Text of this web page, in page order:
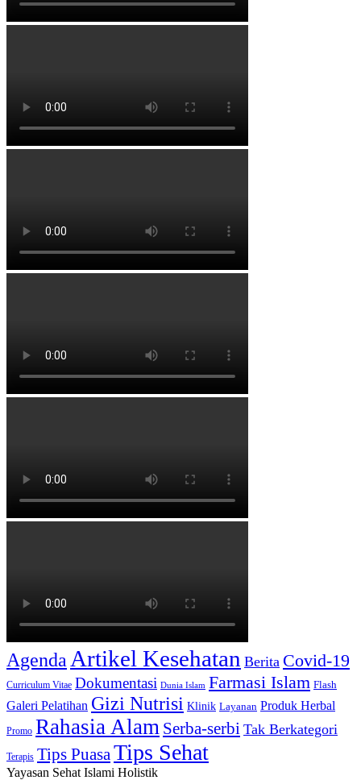
Agenda Artikel Kesehatan Berita Covid-19
Curriculum Vitae Dokumentasi Dunia Islam Farmasi Islam Flash
Galeri Pelatihan Gizi Nutrisi Klinik Layanan Produk Herbal
Promo Rahasia Alam Serba-serbi Tak Berkategori
Terapis Tips PuasaTips Sehat
Yayasan Sehat Islami Holistik